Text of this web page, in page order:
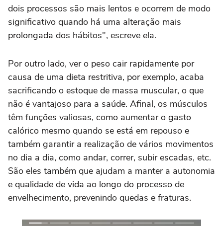
dois processos são mais lentos e ocorrem de modo
significativo quando há uma alteração mais
prolongada dos hábitos", escreve ela.
Por outro lado, ver o peso cair rapidamente por
causa de uma dieta restritiva, por exemplo, acaba
sacrificando o estoque de massa muscular, o que
não é vantajoso para a saúde. Afinal, os músculos
têm funções valiosas, como aumentar o gasto
calórico mesmo quando se está em repouso e
também garantir a realização de vários movimentos
no dia a dia, como andar, correr, subir escadas, etc.
São eles também que ajudam a manter a autonomia
e qualidade de vida ao longo do processo de
envelhecimento, prevenindo quedas e fraturas.